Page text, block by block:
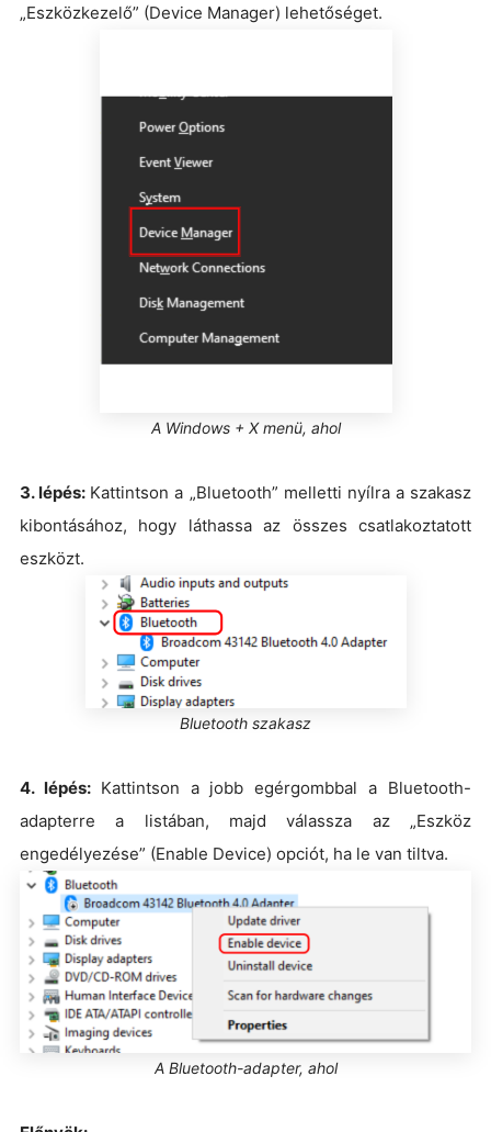
„Eszközkezelő” (Device Manager) lehetőséget.
A Windows + X menü, ahol
3. lépés: Kattintson a „Bluetooth” melletti nyílra a szakasz
kibontásához, hogy láthassa az összes csatlakoztatott
eszközt.
Bluetooth szakasz
4. lépés: Kattintson a jobb egérgombbal a Bluetooth-
adapterre a listában, majd válassza az „Eszköz
engedélyezése” (Enable Device) opciót, ha le van tiltva.
A Bluetooth-adapter, ahol